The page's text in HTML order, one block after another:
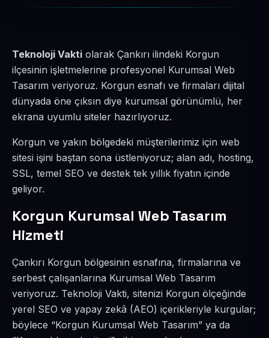
Teknoloji Vakti olarak Çankırı ilindeki Korgun
ilçesinin işletmelerine profesyonel Kurumsal Web
Tasarım veriyoruz. Korgun esnafı ve firmaları dijital
dünyada öne çıksın diye kurumsal görünümlü, her
ekrana uyumlu siteler hazırlıyoruz.
Korgun ve yakın bölgedeki müşterilerimiz için web
sitesi işini baştan sona üstleniyoruz; alan adı, hosting,
SSL, temel SEO ve destek tek yıllık fiyatın içinde
geliyor.
Korgun Kurumsal Web Tasarım
Hizmeti
Çankırı Korgun bölgesinin esnafına, firmalarına ve
serbest çalışanlarına Kurumsal Web Tasarım
veriyoruz. Teknoloji Vakti, sitenizi Korgun ölçeğinde
yerel SEO ve yapay zekâ (AEO) içerikleriyle kurgular;
böylece “Korgun Kurumsal Web Tasarım” ya da